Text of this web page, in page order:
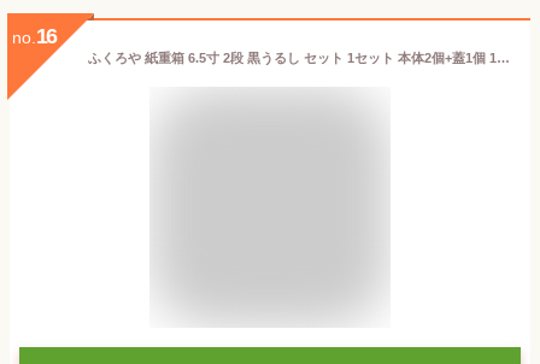
no. 16
ふくろや 紙重箱 6.5寸 2段 黒うるし セット 1セット 本体2個+蓋1個 195×195×高140mm